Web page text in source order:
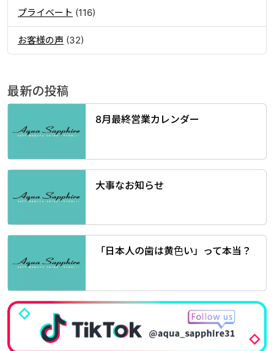
プライベート (116)
お客様の声 (32)
最新の投稿
8月最終営業カレンダー
大事なお知らせ
「日本人の歯は黄色い」って本当？